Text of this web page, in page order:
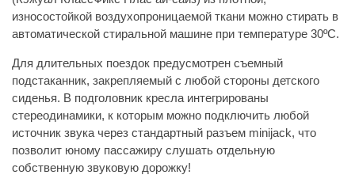
износостойкой воздухопроницаемой ткани можно стирать в
автоматической стиральной машине при температуре 30ºC.
Для длительных поездок предусмотрен съемный
подстаканник, закрепляемый с любой стороны детского
сиденья. В подголовник кресла интегрированы
стереодинамики, к которым можно подключить любой
источник звука через стандартный разъем minijack, что
позволит юному пассажиру слушать отдельную
собственную звуковую дорожку!